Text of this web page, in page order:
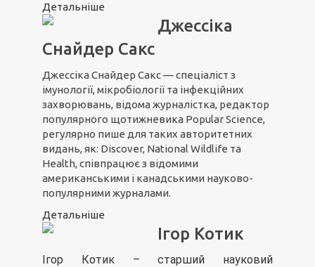
Детальніше
Джессіка
Снайдер Сакс
Джессіка Снайдер Сакс — спеціаліст з
імунології, мікробіології та інфекційних
захворювань, відома журналістка, редактор
популярного щотижневика Popular Science,
регулярно пише для таких авторитетних
видань, як: Discover, National Wildlife та
Health, співпрацює з відомими
американськими і канадськими науково-
популярними журналами.
Детальніше
Ігор Котик
Ігор Котик – старший науковий